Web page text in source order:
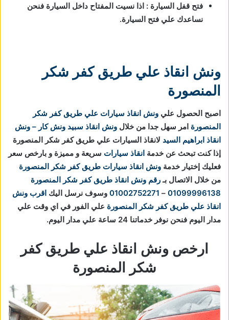
فتح قفل السيارة : اذا نسيت المفتاح داخل السيارة فنحن
نساعدك علي فتح السيارة.
ونش انقاذ علي طريق كفر شكر
المنصورة
اصبح الحصول علي ونش انقاذ سيارات علي طريق كفر شكر
المنصورة امر سهل جدا من خلال ونش انقاذ سبيد ونش كار – ونش
انقاذ ابراهيم السيد لانقاذ السيارات علي طريق كفر شكر المنصورة
إذا كنت تبحث عن خدمة انقاذ سيارات سريعة و مميزة و بارخص سعر
فعليك إختيار خدمة ونش انقاذ سيارات طريق كفر شكر المنصورة
من خلال الاتصال بـرقم ونش انقاذ طريق كفر شكر المنصورة
01099996138
–
01002752271 وسوف نرسل اليك اقرب ونش
انقاذ علي طريق كفر شكر المنصورة علي الفور في اي وقت علي
مدار اليوم فنحن نوفر خدماتنا 24 ساعة علي مدار اليوم.
ارخص ونش انقاذ علي طريق كفر
شكر المنصورة